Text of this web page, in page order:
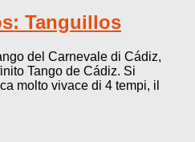
Tanguillos
del Carnevale di Cádiz,
Tango de Cádiz. Si
molto vivace di 4 tempi, il